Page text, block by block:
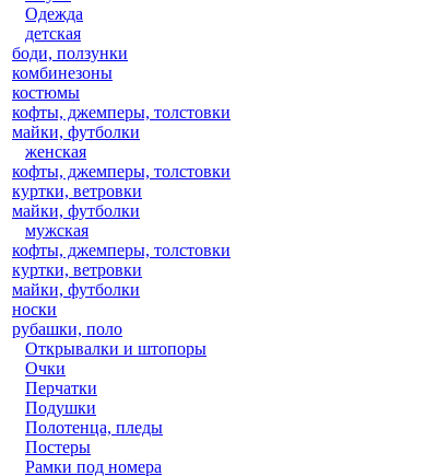
Одежда
детская
боди, ползунки
комбинезоны
костюмы
кофты, джемперы, толстовки
майки, футболки
женская
кофты, джемперы, толстовки
куртки, ветровки
майки, футболки
мужская
кофты, джемперы, толстовки
куртки, ветровки
майки, футболки
носки
рубашки, поло
Открывалки и штопоры
Очки
Перчатки
Подушки
Полотенца, пледы
Постеры
Рамки под номера